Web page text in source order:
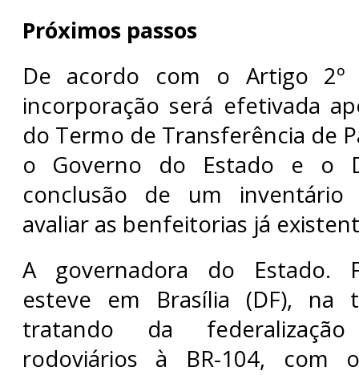
Próximos passos
De acordo com o Artigo 2º
incorporação será efetivada
do Termo de Transferência de
o Governo do Estado e o
conclusão de um inventário
avaliar as benfeitorias já
A governadora do Estado.
esteve em Brasília (DF), na
tratando da
rodoviários à BR-104, com